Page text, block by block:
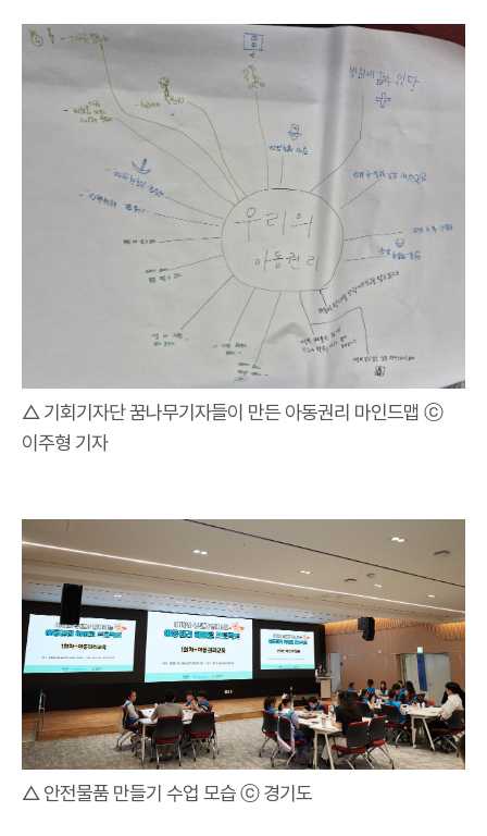
△ 기회기자단 꿈나무기자들이 만든 아동권리 마인드맵 ⓒ
이주형 기자
△ 안전물품 만들기 수업 모습 ⓒ 경기도